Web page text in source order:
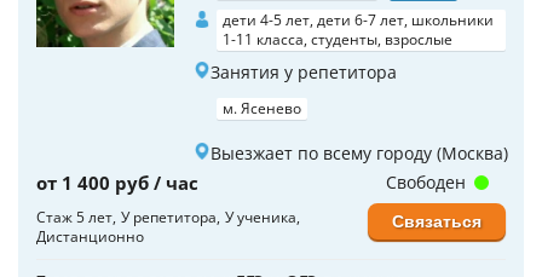
дети 4-5 лет, дети 6-7 лет, школьники
1-11 класса, студенты, взрослые
Занятия у репетитора
м. Ясенево
Выезжает по всему городу (Москва)
от 1 400 руб / час
Стаж 5 лет У репетитора У ученика
Дистанционно
Свободен
Связаться